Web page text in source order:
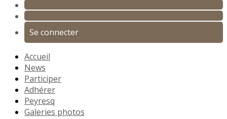
Se connecter
Accueil
News
Participer
Adhérer
Peyresq
Galeries photos